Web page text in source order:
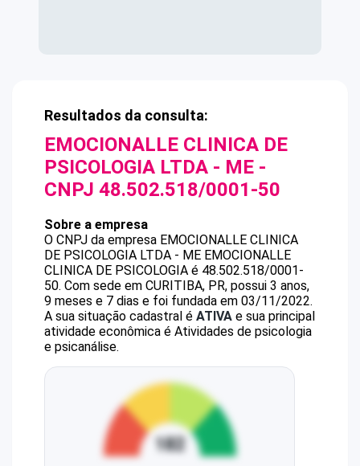
Resultados da consulta:
EMOCIONALLE CLINICA DE
PSICOLOGIA LTDA - ME -
CNPJ 48.502.518/0001-50
Sobre a empresa
O CNPJ da empresa EMOCIONALLE CLINICA
DE PSICOLOGIA LTDA - ME EMOCIONALLE
CLINICA DE PSICOLOGIA é 48.502.518/0001-
50. Com sede em CURITIBA, PR, possui 3 anos,
9 meses e 7 dias e foi fundada em 03/11/2022.
A sua situação cadastral é ATIVA e sua principal
atividade econômica é Atividades de psicologia
e psicanálise.